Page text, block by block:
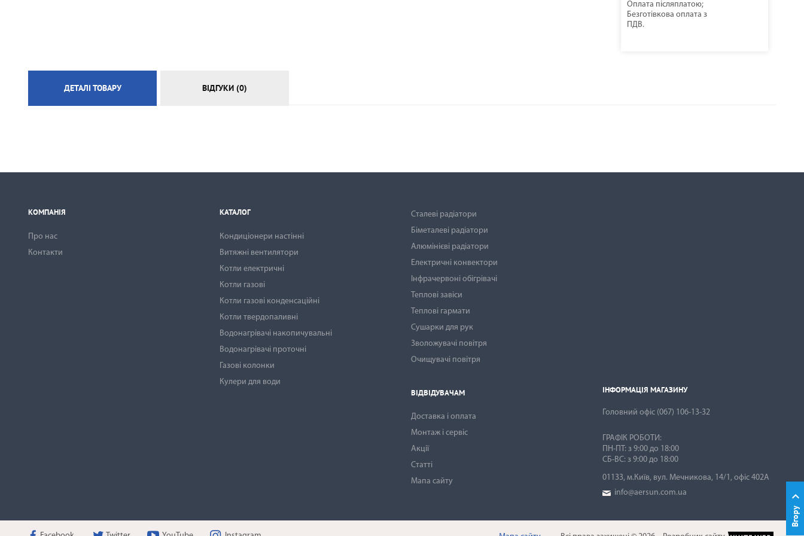
Оплата післяплатою;
Безготівкова оплата з
ПДВ.
ДЕТАЛІ ТОВАРУ ВІДГУКИ (0)
Вгору

КОМПАНІЯ
Про нас
Контакти
КАТАЛОГ
Кондиціонери настінні
Витяжні вентилятори
Котли електричні
Котли газові
Котли газові конденсаційні
Котли твердопаливні
Водонагрівачі накопичувальні
Водонагрівачі проточні
Газові колонки
Кулери для води
Сталеві радіатори
Біметалеві радіатори
Алюмінієві радіатори
Електричні конвектори
Інфрачервоні обігрівачі
Теплові завіси
Теплові гармати
Сушарки для рук
Зволожувачі повітря
Очищувачі повітря
ВІДВІДУВАЧАМ
Доставка і оплата
Монтаж і сервіс
Акції
Статті
Мапа сайту
ІНФОРМАЦІЯ МАГАЗИНУ
Головний офіс (067) 106-13-32
ГРАФІК РОБОТИ:
ПН-ПТ: з 9:00 до 18:00
СБ-ВС: з 9:00 до 18:00
01133, м.Київ, вул. Мечникова, 14/1, офіс 402А
info@aersun.com.ua
ІНФОРМАЦІЯ МАГАЗИНУ